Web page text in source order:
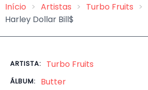
Trilha
Início Artistas Turbo Fruits
Harley Dollar Bill$
ARTISTA: Turbo Fruits
ÁLBUM: Butter